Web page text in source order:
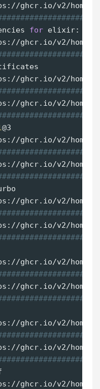
ghcr.io/v2/
for elixir:
ghcr.io/v2/
ghcr.io/v2/
ghcr.io/v2/
@3
ghcr.io/v2/
ghcr.io/v2/
ghcr.io/v2/
ghcr.io/v2/
ghcr.io/v2/
ghcr.io/v2/
ghcr.io/v2/
ghcr.io/v2/
ghcr.io/v2/